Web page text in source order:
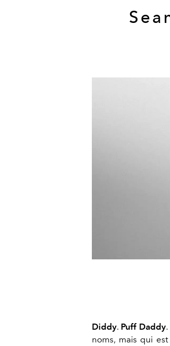
Diddy. Puff Daddy.
noms, mais qui